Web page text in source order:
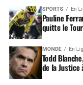
SPORTS En
Pauline
quitte le
MONDE En
Todd
de la Justice